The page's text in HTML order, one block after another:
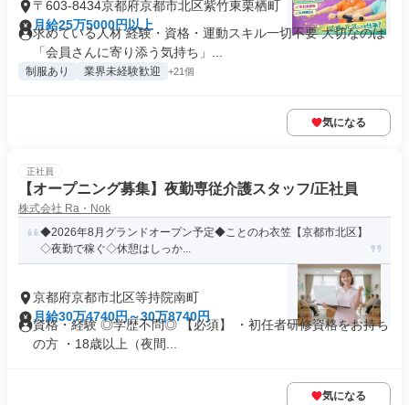
〒603-8434京都府京都市北区紫竹東栗栖町
月給25万5000円以上
求めている人材 経験・資格・運動スキル一切不要 大切なのは
「会員さんに寄り添う気持ち」...
制服あり 業界未経験歓迎 +21個
気になる
正社員
【オープニング募集】夜勤専従介護スタッフ/正社員
株式会社 Ra・Nok
◆2026年8月グランドオープン予定◆ことのわ衣笠【京都市北区】
◇夜勤で稼ぐ◇休憩はしっか...
京都府京都市北区等持院南町
月給30万4740円～30万8740円
資格・経験 ◎学歴不問◎ 【必須】 ・初任者研修資格をお持ち
の方 ・18歳以上（夜間...
気になる